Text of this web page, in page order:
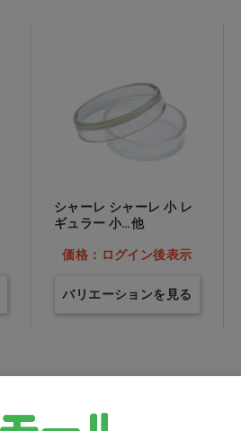
シャーレ シャーレ 小 レ
ギュラー 小…他
価格：ログイン後表示
バリエーションを見る